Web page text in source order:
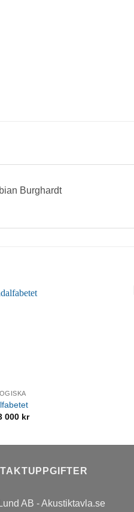
Burghardt
000 kr
AB - Akustiktavla.se